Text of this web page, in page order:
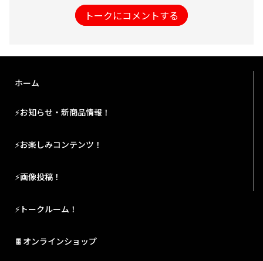
トークにコメントする
ホーム
⚡お知らせ・新商品情報！
⚡お楽しみコンテンツ！
⚡画像投稿！
⚡トークルーム！
🍫オンラインショップ